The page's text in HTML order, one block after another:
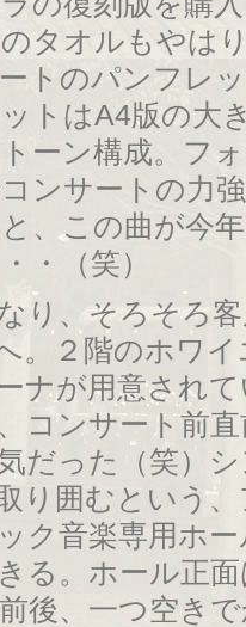
タオルもやは
ートのパンフレ
トはA4版の大
ーン構成。フ
ンサートの力
、この曲が今
・（笑）
り、そろそろ
。２階のホワ
ナが用意され
コンサート前
だった（笑）
り囲むという
ク音楽専用ホ
る。ホール正
後、一つ空き